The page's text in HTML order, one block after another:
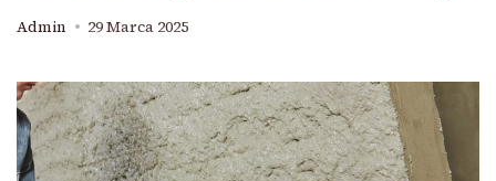
Admin 29 Marca 2025